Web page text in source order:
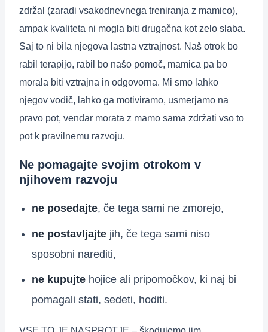
zdržal (zaradi vsakodnevnega treniranja z mamico),
ampak kvaliteta ni mogla biti drugačna kot zelo slaba.
Saj to ni bila njegova lastna vztrajnost. Naš otrok bo
rabil terapijo, rabil bo našo pomoč, mamica pa bo
morala biti vztrajna in odgovorna. Mi smo lahko
njegov vodič, lahko ga motiviramo, usmerjamo na
pravo pot, vendar morata z mamo sama zdržati vso to
pot k pravilnemu razvoju.
Ne pomagajte svojim otrokom v
njihovem razvoju
ne posedajte, če tega sami ne zmorejo,
ne postavljajtejih, če tega sami niso
sposobni narediti,
ne kupujtehojice ali pripomočkov, ki naj bi
pomagali stati, sedeti, hoditi.